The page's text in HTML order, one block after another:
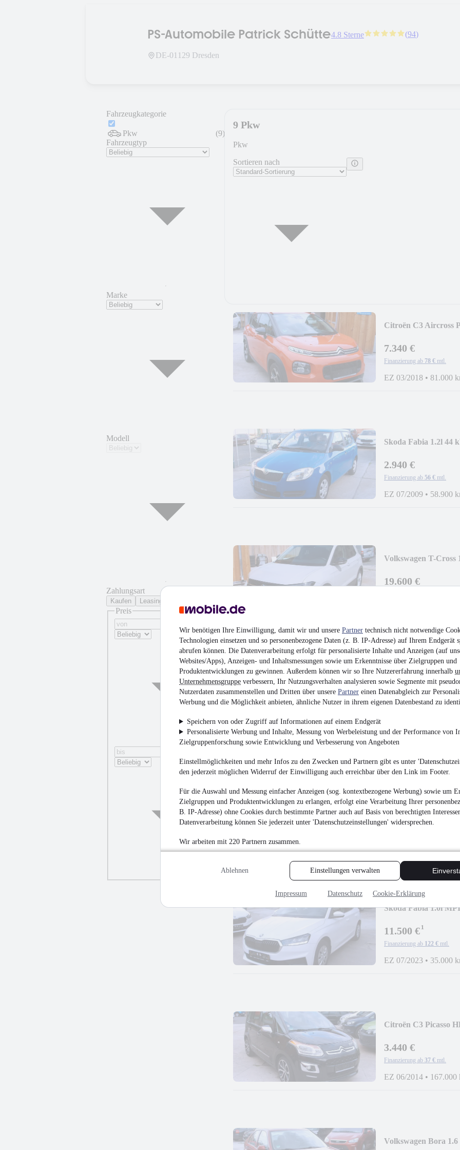
Wir benötigen Ihre Einwilligung, damit wir und unsere Partner technisch nicht notwendige
Technologien einsetzen und so personenbezogene Daten (z. B. IP-Adresse) auf Ihrem Endgerät
abrufen können. Die Datenverarbeitung erfolgt für personalisierte Inhalte und Anzeigen (auf
Websites/Apps), Anzeigen- und Inhaltsmessungen sowie um Erkenntnisse über Zielgruppen und
Produktentwicklungen zu gewinnen. Außerdem können wir so Ihre Nutzererfahrung innerhalb
Unternehmensgruppe verbessern, Ihr Nutzungsverhalten analysieren sowie Segmente mit
Nutzerdaten zusammenstellen und Dritten über unsere Partner einen Datenabgleich zur
Werbung und die Möglichkeit anbieten, ähnliche Nutzer in ihrem eigenen Datenbestand zu
Speichern von oder Zugriff auf Informationen auf einem Endgerät
Personalisierte Werbung und Inhalte, Messung von Werbeleistung und der Performance von
Zielgruppenforschung sowie Entwicklung und Verbesserung von Angeboten
Einstellmöglichkeiten und mehr Infos zu den Zwecken und Partnern gibt es unter
den jederzeit möglichen Widerruf der Einwilligung auch erreichbar über den Link im Footer.
Für die Auswahl und Messung einfacher Anzeigen (sog. kontextbezogene Werbung) sowie um
Zielgruppen und Produktentwicklungen zu erlangen, erfolgt eine Verarbeitung Ihrer
B. IP-Adresse) ohne Cookies durch bestimmte Partner auch auf Basis von berechtigten
Datenverarbeitung können Sie jederzeit unter 'Datenschutzeinstellungen' widersprechen.
Wir arbeiten mit 220 Partnern zusammen.
Ablehnen Einstellungen verwalten
Impressum Datenschutz Cookie-Erklärung
PS-Automobile Patrick Schütte4.8 Sterne (94)
DE-01129 Dresden
Fahrzeugkategorie
Pkw (9)
Fahrzeugtyp
Marke
Modell
Zahlungsart
Kaufen Leasing
Preis
9 Pkw
Pkw
Sortieren nach
Citroën C3 Aircross
7.340 €
Finanzierung ab 78 € mtl.
EZ 03/2018 • 81.000
Skoda Fabia 1.2l 44
2.940 €
Finanzierung ab 56 € mtl.
EZ 07/2009 • 58.900
Volkswagen T-Cross
19.600 €
Suzuki Ignis X45 1.
4.500 €
EZ 05/2007 47.000
Volkswagen Eos 1.4
3.900 €
Finanzierung ab 42 €
Skoda Fabia 1.0l
11.500 €¹
Finanzierung ab 122 € mtl.
EZ 07/2023 • 35.000
Citroën C3 Picasso
3.440 €
Finanzierung ab 37 € mtl.
EZ 06/2014 • 167.000
Volkswagen Bora 1.6